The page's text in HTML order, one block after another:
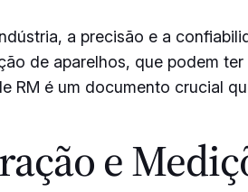
a precisão e a
de aparelhos, que podem
RM é um documento crucial
e